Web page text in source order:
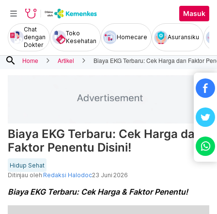
Masuk
Chat
dengan
Dokter
Toko
Kesehatan
Homecare Asuransiku
search Home Artikel Biaya EKG Terbaru: Cek Harga dan Faktor
Biaya EKG Terbaru: Cek Harga dan
Faktor Penentu Disini!
Hidup Sehat
Ditinjau oleh Redaksi Halodoc23 Juni 2026
Biaya EKG Terbaru: Cek Harga & Faktor Penentu!